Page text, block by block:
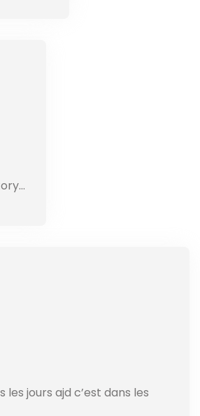
les jours ajd c’est dans les